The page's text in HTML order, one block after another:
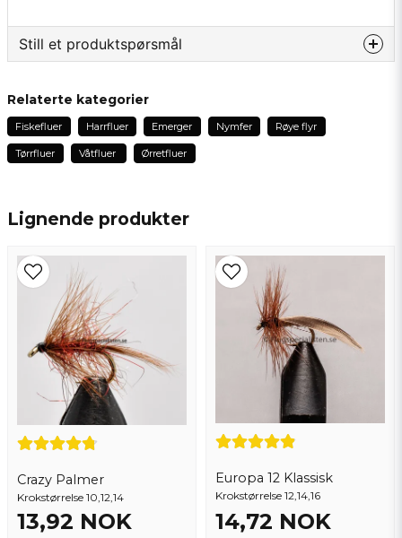
Lignende produkter
Crazy Palmer
Krokstørrelse 10,12,14
13,92 NOK
Europa 12 Klassisk
Krokstørrelse 12,14,16
14,72 NOK
Still et produktspørsmål
Spør oss om noe om dette produktet...
Epostadresse
Ja, du kan publisere spørsmålet mitt
Relaterte kategorier
Fiskefluer Harrfluer Emerger Nymfer Røye flyr
Tørrfluer Våtfluer Ørretfluer